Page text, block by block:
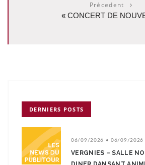
Précedent
« CONCERT DE
DERNIERS POSTS
06/09/2026 • 06/09/2026
VERGNIES – SALLE